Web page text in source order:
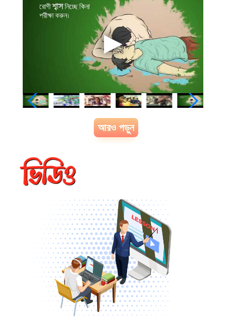
কিশোরদের স্বপ্নে বীর্যপাত
খাদ্য ও পুষ্টি
খাদ্য ও পুষ্টি চক্র
আরও পড়ুন